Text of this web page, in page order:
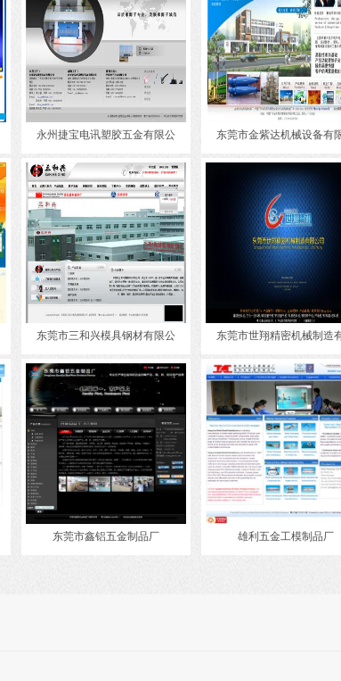
永州捷宝电讯塑胶五金有限公 东莞市金紫达机械设备有
东莞市三和兴模具钢材有限公 东莞市世翔精密机械制造
东莞市鑫铝五金制品厂 雄利五金工模制品厂